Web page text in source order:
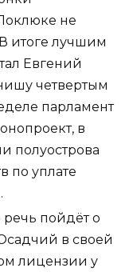
не
итоге лучшим
Евгений
четвертым
парламент
в
полуострова
по уплате
речь пойдёт о
в своей
лицензии у